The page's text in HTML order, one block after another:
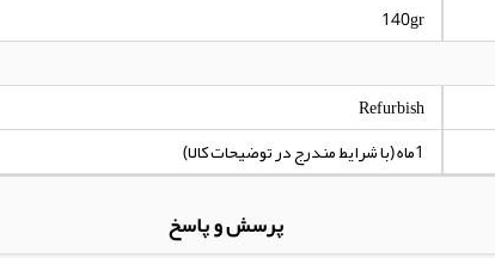
140gr
Refurbish
1ماه (با شرایط مندرج در توضیحات کالا)
پرسش و پاسخ